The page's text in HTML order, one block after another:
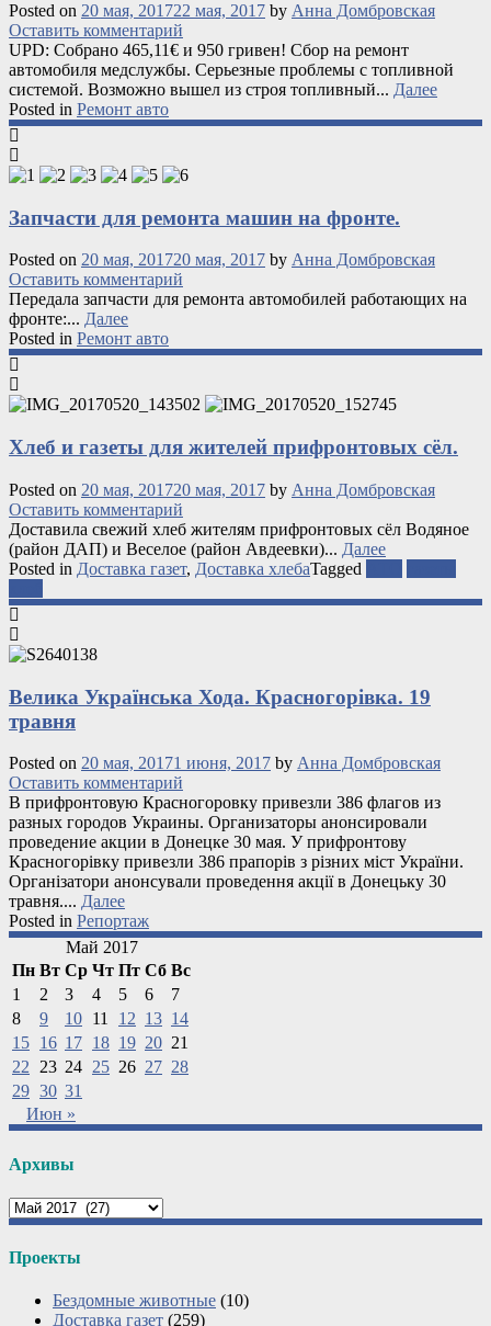
Posted on 20 мая, 201722 мая, 2017 by Анна Домбровская
Оставить комментарий
UPD: Собрано 465,11€ и 950 гривен! Сбор на ремонт
автомобиля медслужбы. Серьезные проблемы с топливной
системой. Возможно вышел из строя топливный... Далее
Posted in Ремонт авто
Запчасти для ремонта машин на фронте.
Posted on 20 мая, 201720 мая, 2017 by Анна Домбровская
Оставить комментарий
Передала запчасти для ремонта автомобилей работающих на
фронте:... Далее
Posted in Ремонт авто
Хлеб и газеты для жителей прифронтовых сёл.
Posted on 20 мая, 201720 мая, 2017 by Анна Домбровская
Оставить комментарий
Доставила свежий хлеб жителям прифронтовых сёл Водяное
(район ДАП) и Веселое (район Авдеевки)... Далее
Posted in Доставка газет, Доставка хлебаTagged
Велика Українська Хода. Красногорівка. 19
травня
Posted on 20 мая, 20171 июня, 2017 by Анна Домбровская
Оставить комментарий
В прифронтовую Красногоровку привезли 386 флагов из
разных городов Украины. Организаторы анонсировали
проведение акции в Донецке 30 мая. У прифронтову
Красногорівку привезли 386 прапорів з різних міст України.
Організатори анонсували проведення акції в Донецьку 30
травня.... Далее
Posted in Репортаж
Май 2017
Пн Вт Ср Чт Пт Сб Вс
1
2 3 4 5 6
7
8
9 10 11 12 13 14
15 16 17 18 19 20 21
22
23 24 25 26 27 28
29 30 31
Июн »
Архивы
Архивы
Проекты
Бездомные животные (10)
Доставка газет (259)